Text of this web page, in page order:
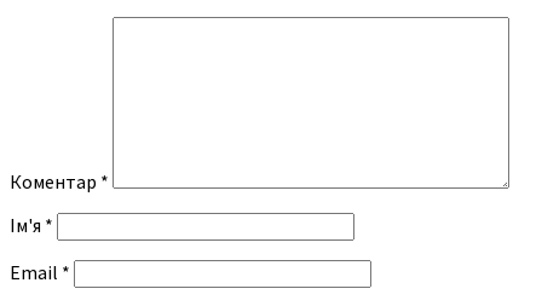
Коментар *
Ім'я *
Email *